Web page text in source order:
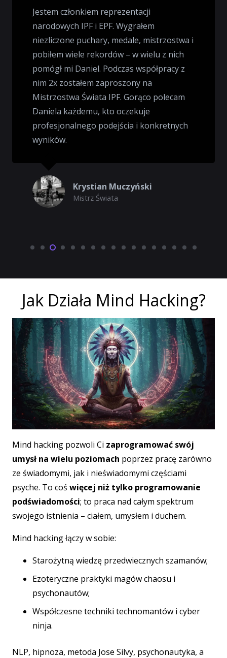
Jestem członkiem reprezentacji
narodowych IPF i EPF. Wygrałem
niezliczone puchary, medale, mistrzostwa i
pobiłem wiele rekordów – w wielu z nich
pomógł mi Daniel. Podczas współpracy z
nim 2x zostałem zaproszony na
Mistrzostwa Świata IPF. Gorąco polecam
Daniela każdemu, kto oczekuje
profesjonalnego podejścia i konkretnych
wyników.
Krystian Muczyński
Mistrz Świata
Jak Działa Mind Hacking?
Mind hacking pozwoli Ci zaprogramować swój
umysł na wielu poziomach poprzez pracę zarówno
ze świadomymi, jak i nieświadomymi częściami
psyche. To coś więcej niż tylko programowanie
podświadomości; to praca nad całym spektrum
swojego istnienia – ciałem, umysłem i duchem.
Mind hacking łączy w sobie:
Starożytną wiedzę przedwiecznych szamanów;
Ezoteryczne praktyki magów chaosu i
psychonautów;
Współczesne techniki technomantów i cyber
ninja.
NLP, hipnoza, metoda Jose Silvy, psychonautyka, a